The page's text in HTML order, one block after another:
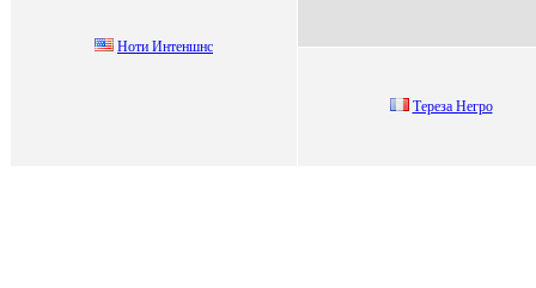
Hoти Интeншнс
Тереза Негро